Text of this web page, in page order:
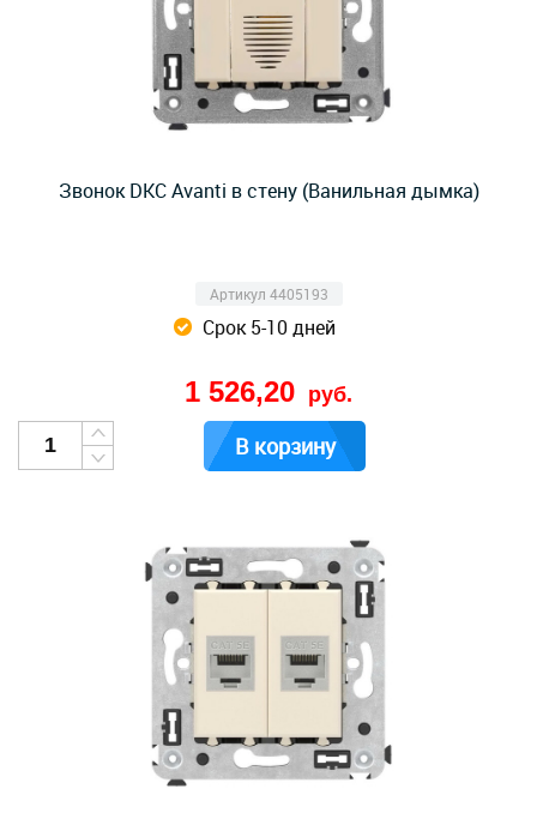
Звонок DKC Avanti в стену (Ванильная дымка)
Артикул 4405193
Срок 5-10 дней
1 526,20 руб.
В корзину